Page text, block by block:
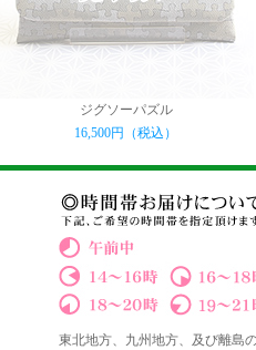
ジグソーパズル
16,500円（税込）
東北地方、九州地方、及び離島